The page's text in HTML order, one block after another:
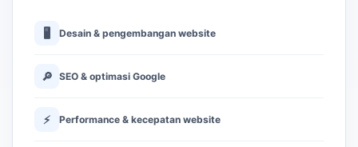
🖥 Desain & pengembangan website
🔎 SEO & optimasi Google
⚡ Performance & kecepatan website